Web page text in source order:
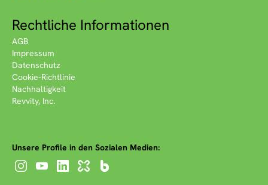
Rechtliche Informationen
AGB
Impressum
Datenschutz
Cookie-Richtlinie
Nachhaltigkeit
Revvity, Inc.
Unsere Profile in den Sozialen Medien: